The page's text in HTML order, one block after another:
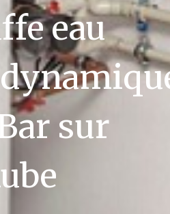
eau
Bar sur